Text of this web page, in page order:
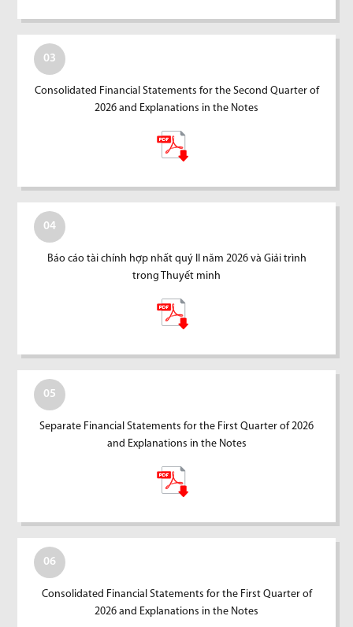
03
Consolidated Financial Statements for the Second Quarter of
2026 and Explanations in the Notes
04
Báo cáo tài chính hợp nhất quý II năm 2026 và Giải trình
trong Thuyết minh
05
Separate Financial Statements for the First Quarter of 2026
and Explanations in the Notes
06
Consolidated Financial Statements for the First Quarter of
2026 and Explanations in the Notes